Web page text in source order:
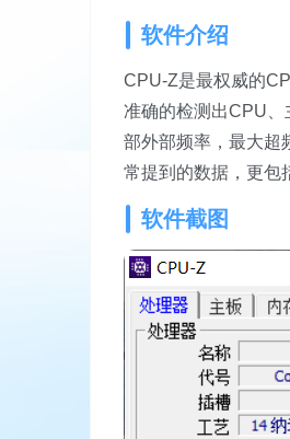
软件介绍
CPU-Z是最权威的
准确的检测出CPU
部外部频率，最大超
常提到的数据，更包
软件截图